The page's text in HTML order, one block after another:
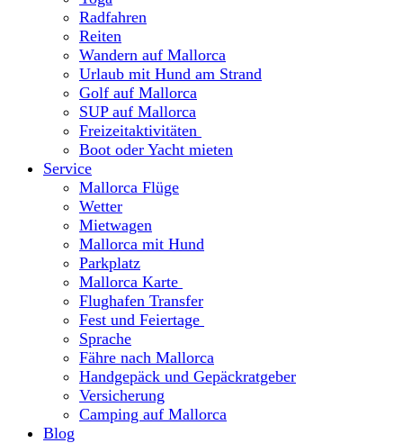
Radfahren
Reiten
Wandern auf Mallorca
Urlaub mit Hund am Strand
Golf auf Mallorca
SUP auf Mallorca
Freizeitaktivitäten
Boot oder Yacht mieten
Service
Mallorca Flüge
Wetter
Mietwagen
Mallorca mit Hund
Parkplatz
Mallorca Karte
Flughafen Transfer
Fest und Feiertage
Sprache
Fähre nach Mallorca
Handgepäck und Gepäckratgeber
Versicherung
Camping auf Mallorca
Blog